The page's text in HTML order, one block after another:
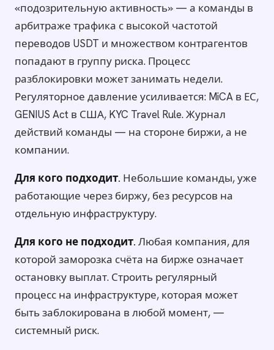
«подозрительную активность» — а команды в
арбитраже трафика с высокой частотой
переводов USDT и множеством контрагентов
попадают в группу риска. Процесс
разблокировки может занимать недели.
Регуляторное давление усиливается: MiCA в ЕС,
GENIUS Act в США, KYC Travel Rule. Журнал
действий команды — на стороне биржи, а не
компании.
Для кого подходит. Небольшие команды, уже
работающие через биржу, без ресурсов на
отдельную инфраструктуру.
Для кого не подходит. Любая компания, для
которой заморозка счёта на бирже означает
остановку выплат. Строить регулярный
процесс на инфраструктуре, которая может
быть заблокирована в любой момент, —
системный риск.